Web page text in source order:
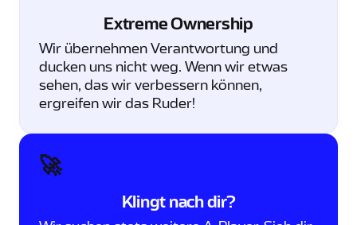
Extreme Ownership
Wir übernehmen Verantwortung und
ducken uns nicht weg. Wenn wir etwas
sehen, das wir verbessern können,
ergreifen wir das Ruder!
🚀
Klingt nach dir?